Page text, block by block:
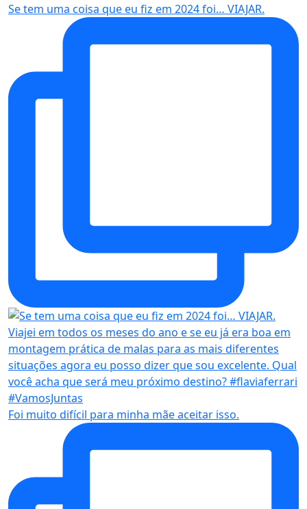
Se tem uma coisa que eu fiz em 2024 foi… VIAJAR.
Foi muito difícil para minha mãe aceitar isso.